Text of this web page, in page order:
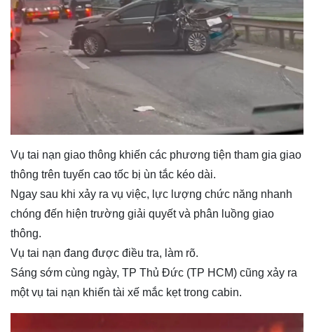
Vụ tai nạn giao thông khiến các phương tiện tham gia giao
thông trên tuyến cao tốc bị ùn tắc kéo dài.
Ngay sau khi xảy ra vụ việc, lực lượng chức năng nhanh
chóng đến hiện trường giải quyết và phân luồng giao
thông.
Vụ tai nạn đang được điều tra, làm rõ.
Sáng sớm cùng ngày, TP Thủ Đức (TP HCM) cũng xảy ra
một vụ tai nạn khiến tài xế mắc kẹt trong cabin.